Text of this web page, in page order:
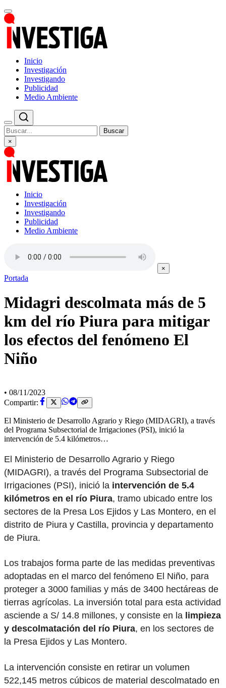
Inicio
Investigación
Investigando
Publicidad
Medio Ambiente
Buscar
×
Inicio
Investigación
Investigando
Publicidad
Medio Ambiente
×
Portada
Midagri descolmata más de 5
km del río Piura para mitigar
los efectos del fenómeno El
Niño
• 08/11/2023
Compartir:
El Ministerio de Desarrollo Agrario y Riego (MIDAGRI), a través
del Programa Subsectorial de Irrigaciones (PSI), inició la
intervención de 5.4 kilómetros…
El Ministerio de Desarrollo Agrario y Riego
(MIDAGRI), a través del Programa Subsectorial de
Irrigaciones (PSI), inició la intervención de 5.4
kilómetros en el río Piura, tramo ubicado entre los
sectores de la Presa Los Ejidos y Las Montero, en el
distrito de Piura y Castilla, provincia y departamento
de Piura.
Los trabajos forma parte de las medidas preventivas
adoptadas en el marco del fenómeno El Niño, para
proteger a 3000 familias y más de 3400 hectáreas de
tierras agrícolas. La inversión total para esta actividad
asciende a S/ 14.8 millones, y consiste en la limpieza
y descolmatación del río Piura, en los sectores de
la Presa Ejidos y Las Montero.
La intervención consiste en retirar un volumen
522,145 metros cúbicos de material descolmatado en